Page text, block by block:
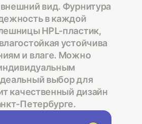
вид. Фурнитура
в каждой
HPL-пластик,
устойчива
и влаге. Можно
выбор для
качественный дизайн
Петербурге.